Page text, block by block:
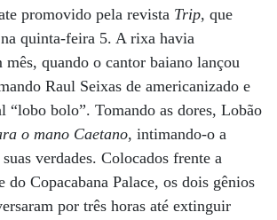
promovido pela revista Trip, que
na quinta-feira 5. A rixa havia
mês, quando o cantor baiano lançou
Raul Seixas de americanizado e
“lobo bolo”. Tomando as dores, Lobão
o mano Caetano, intimando-o a
verdades. Colocados frente a
do Copacabana Palace, os dois gênios
por três horas até extinguir